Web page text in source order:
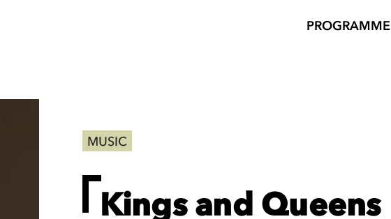
PROGRAMME
MUSIC
Kings and Queens